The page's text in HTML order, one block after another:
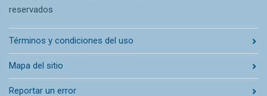
reservados
Términos y condiciones del uso
Mapa del sitio
Reportar un error